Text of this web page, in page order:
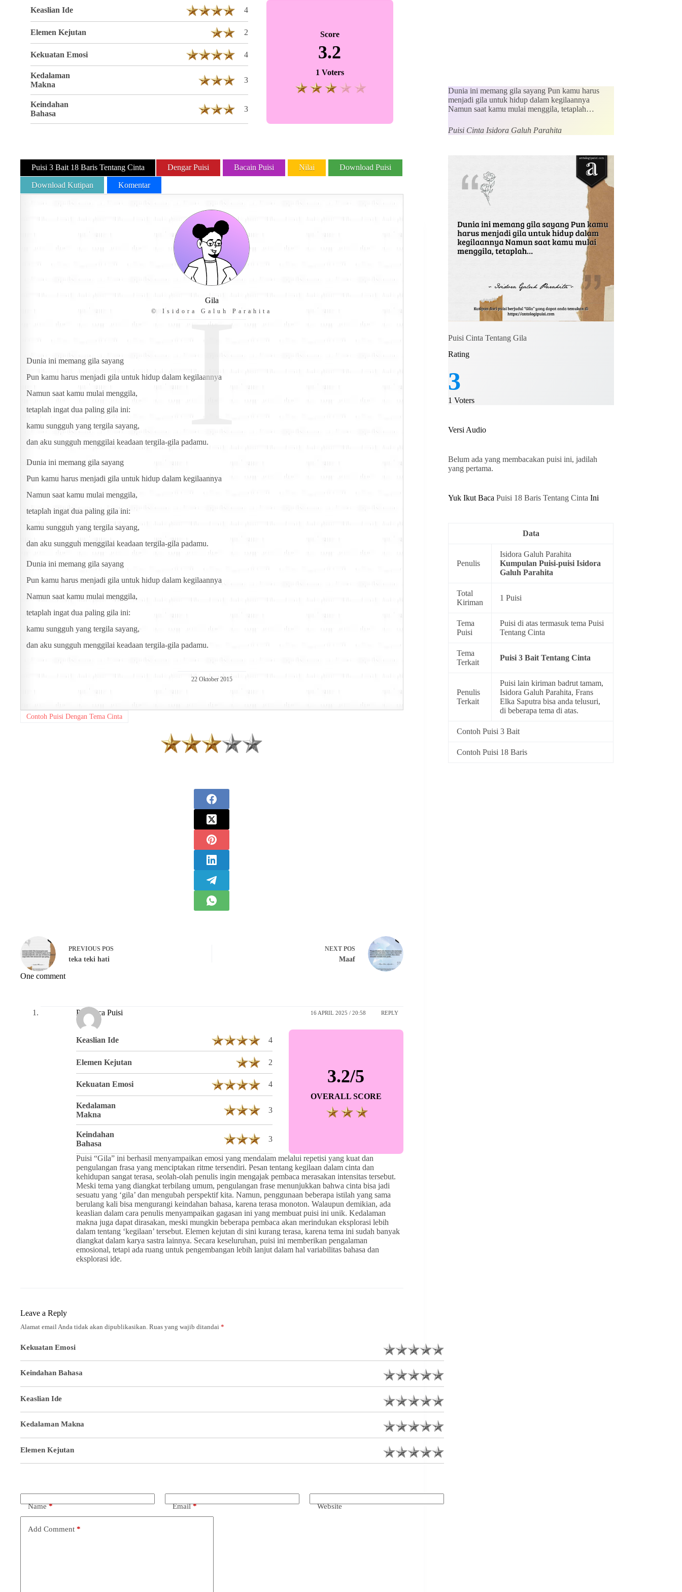
Keaslian Ide 4
Elemen Kejutan 2
Kekuatan Emosi 4
Kedalaman
Makna
3
Keindahan
Bahasa
3
Score
3.2
1 Voters
Puisi 3 Bait 18 Baris Tentang Cinta Dengar Puisi Bacain Puisi Nilai Download Puisi
Download Kutipan Komentar
I
Gila
© Isidora Galuh Parahita
Dunia ini memang gila sayang
Pun kamu harus menjadi gila untuk hidup dalam kegilaannya
Namun saat kamu mulai menggila,
tetaplah ingat dua paling gila ini:
kamu sungguh yang tergila sayang,
dan aku sungguh menggilai keadaan tergila-gila padamu.
Dunia ini memang gila sayang
Pun kamu harus menjadi gila untuk hidup dalam kegilaannya
Namun saat kamu mulai menggila,
tetaplah ingat dua paling gila ini:
kamu sungguh yang tergila sayang,
dan aku sungguh menggilai keadaan tergila-gila padamu.
Dunia ini memang gila sayang
Pun kamu harus menjadi gila untuk hidup dalam kegilaannya
Namun saat kamu mulai menggila,
tetaplah ingat dua paling gila ini:
kamu sungguh yang tergila sayang,
dan aku sungguh menggilai keadaan tergila-gila padamu.
22 Oktober 2015
Contoh Puisi Dengan Tema Cinta
PREVIOUS POS
teka teki hati
NEXT POS
Maaf
One comment
Pembaca Puisi 16 APRIL 2025 / 20:58 REPLY
Keaslian Ide 4
Elemen Kejutan 2
Kekuatan Emosi 4
Kedalaman
Makna
3
Keindahan
Bahasa
3
3.2/5
OVERALL SCORE
Puisi “Gila” ini berhasil menyampaikan emosi yang mendalam melalui repetisi yang kuat dan
pengulangan frasa yang menciptakan ritme tersendiri. Pesan tentang kegilaan dalam cinta dan
kehidupan sangat terasa, seolah-olah penulis ingin mengajak pembaca merasakan intensitas tersebut.
Meski tema yang diangkat terbilang umum, pengulangan frase menunjukkan bahwa cinta bisa jadi
sesuatu yang ‘gila’ dan mengubah perspektif kita. Namun, penggunaan beberapa istilah yang sama
berulang kali bisa mengurangi keindahan bahasa, karena terasa monoton. Walaupun demikian, ada
keaslian dalam cara penulis menyampaikan gagasan ini yang membuat puisi ini unik. Kedalaman
makna juga dapat dirasakan, meski mungkin beberapa pembaca akan merindukan eksplorasi lebih
dalam tentang ‘kegilaan’ tersebut. Elemen kejutan di sini kurang terasa, karena tema ini sudah banyak
diangkat dalam karya sastra lainnya. Secara keseluruhan, puisi ini memberikan pengalaman
emosional, tetapi ada ruang untuk pengembangan lebih lanjut dalam hal variabilitas bahasa dan
eksplorasi ide.
Leave a Reply
Alamat email Anda tidak akan dipublikasikan. Ruas yang wajib ditandai *
Kekuatan Emosi
Keindahan Bahasa
Keaslian Ide
Kedalaman Makna
Elemen Kejutan
Name* Email* Website
Add Comment *
Dunia ini memang gila sayang Pun kamu harus
menjadi gila untuk hidup dalam kegilaannya
Namun saat kamu mulai menggila, tetaplah…
Puisi Cinta Isidora Galuh Parahita
Puisi Cinta Tentang Gila
Rating
3
1 Voters
Versi Audio
Belum ada yang membacakan puisi ini, jadilah
yang pertama.
Yuk Ikut BacaPuisi 18 Baris Tentang CintaIni
Data
Penulis
Isidora Galuh Parahita
KumpulanPuisi-puisi Isidora
Galuh Parahita
Total
Kiriman
1 Puisi
Tema
Puisi
Puisi di atas termasuk temaPuisi
Tentang Cinta
Tema
Terkait
Puisi 3 Bait Tentang Cinta
Penulis
Terkait
Puisi lain kiriman badrut tamam,
Isidora Galuh Parahita, Frans
Elka Saputra bisa anda telusuri,
di beberapa tema di atas.
Contoh Puisi 3 Bait
Contoh Puisi 18 Baris